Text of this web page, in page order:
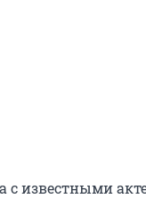
с известными